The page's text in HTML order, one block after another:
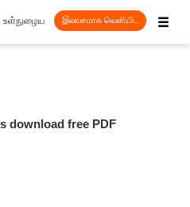
☰
உள்நுழைய இலவசமாக வெளியிட
download free PDF